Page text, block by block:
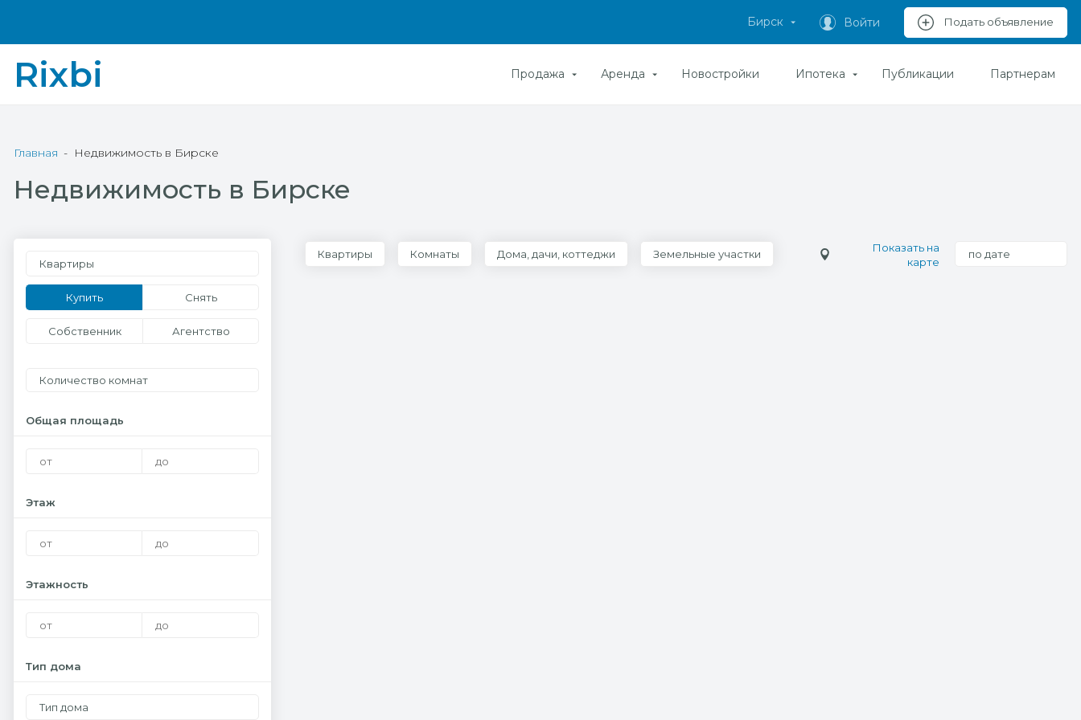
Бирск Войти Подать объявление
Rixbi Продажа Аренда Новостройки Ипотека Публикации Партнерам
Главная Недвижимость в Бирске
Недвижимость в Бирске
Квартиры
Купить Снять
Собственник Агентство
Количество комнат
Общая площадь
Этаж
Этажность
Тип дома
Тип дома
Квартиры Комнаты Дома, дачи, коттеджи Земельные участки
Показать на
карте
по дате